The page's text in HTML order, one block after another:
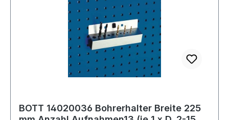
BOTT 14020036 Bohrerhalter Breite 225